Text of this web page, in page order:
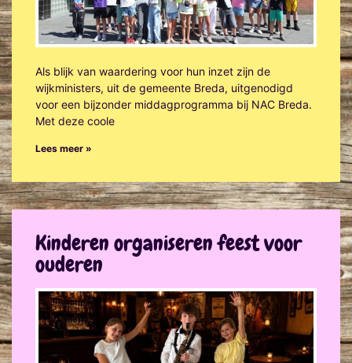
Als blijk van waardering voor hun inzet zijn de
wijkministers, uit de gemeente Breda, uitgenodigd
voor een bijzonder middagprogramma bij NAC Breda.
Met deze coole
Lees meer »
Kinderen organiseren feest voor
ouderen